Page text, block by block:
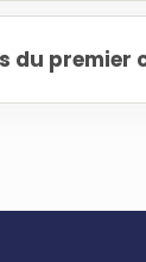
du premier